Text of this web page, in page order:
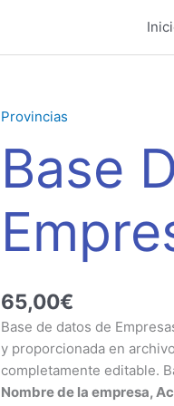
Provincias
Base
65,00€
Base de datos de
y proporcionada en
completamente editable.
Nombre de la empresa,
Base
Empresas
Granada